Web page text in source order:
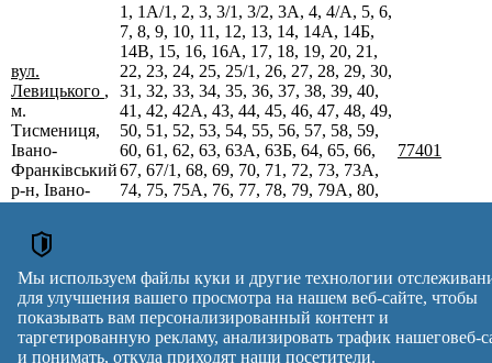
Почтовые индексы Украины. Обновлено : 27-07-2026.
вул.
Левицького ,
м.
Тисмениця,
Івано-
Франківський
р-н, Івано-
обл.
1, 1А/1, 2, 3, 3/1, 3/2, 3А, 4, 4/А, 5, 6,
7, 8, 9, 10, 11, 12, 13, 14, 14А, 14Б,
14В, 15, 16, 16А, 17, 18, 19, 20, 21,
22, 23, 24, 25, 25/1, 26, 27, 28, 29, 30,
31, 32, 33, 34, 35, 36, 37, 38, 39, 40,
41, 42, 42А, 43, 44, 45, 46, 47, 48, 49,
50, 51, 52, 53, 54, 55, 56, 57, 58, 59,
60, 61, 62, 63, 63А, 63Б, 64, 65, 66,
67, 67/1, 68, 69, 70, 71, 72, 73, 73А,
74, 75, 75А, 76, 77, 78, 79, 79А, 80,
104/1, 104/2, 105, 106, 107, 108, 109,
110, 112А, 112Б, 112Г, 114
77401
Вулиця № будинків
Індекс
reklama
Мы используем файлы куки и другие технологии
для улучшения вашего просмотра на нашем веб-сайте, чтобы
показывать вам персонализированный контент и
таргетированную рекламу, анализировать трафик нашеговеб-
и понимать, откуда приходят наши посетители.